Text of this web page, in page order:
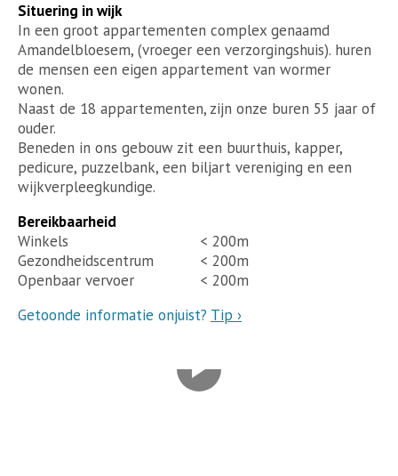
Situering in wijk
In een groot appartementen complex genaamd
Amandelbloesem, (vroeger een verzorgingshuis). huren
de mensen een eigen appartement van wormer
wonen.
Naast de 18 appartementen, zijn onze buren 55 jaar of
ouder.
Beneden in ons gebouw zit een buurthuis, kapper,
pedicure, puzzelbank, een biljart vereniging en een
wijkverpleegkundige.
Bereikbaarheid
Winkels
< 200m
Gezondheidscentrum
< 200m
Openbaar vervoer
< 200m
Getoonde informatie onjuist? Tip ›